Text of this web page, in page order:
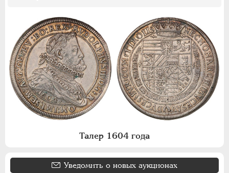
Талер 1604 года
Уведомить о новых аукционах